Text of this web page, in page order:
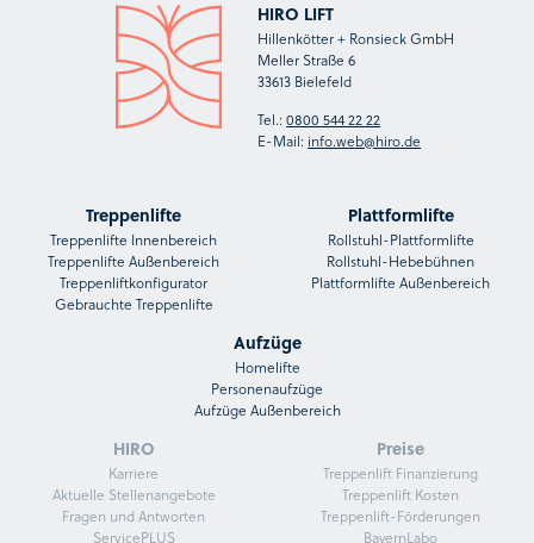
HIRO LIFT
Hillenkötter + Ronsieck GmbH
Meller Straße 6
33613 Bielefeld
Tel.:0800 544 22 22
E-Mail: info.web@hiro.de
Treppenlifte
Treppenlifte Innenbereich
Treppenlifte Außenbereich
Treppenliftkonfigurator
Gebrauchte Treppenlifte
Plattformlifte
Rollstuhl-Plattformlifte
Rollstuhl-Hebebühnen
Plattformlifte Außenbereich
Aufzüge
Homelifte
Personenaufzüge
Aufzüge Außenbereich
HIRO
Karriere
Aktuelle Stellenangebote
Fragen und Antworten
ServicePLUS
Preise
Treppenlift Finanzierung
Treppenlift Kosten
Treppenlift-Förderungen
BayernLabo